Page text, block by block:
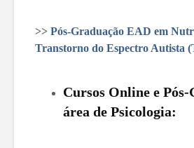
>> Pós-Graduação EAD em
Transtorno do Espectro Autista
Cursos Online e
área de Psicologia: